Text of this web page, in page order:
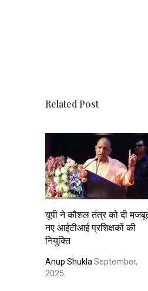
Related Post
यूपी ने कौशल तंत्र को दी
नए आईटीआई प्रशिक्षकों की
नियुक्ति
Anup Shukla September,
2025